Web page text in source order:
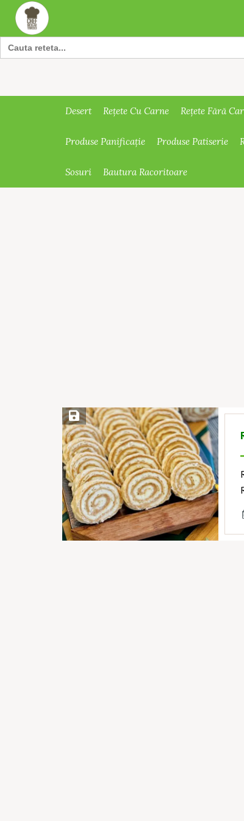
Search
for:
Desert Rețete Cu Carne Rețete Fără
Produse Panificație Produse Patiserie
Sosuri Bautura Racoritoare
Save Recipe